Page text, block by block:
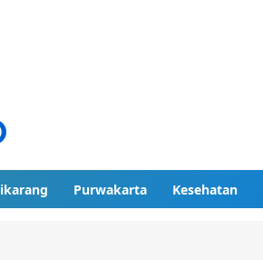
Purwakarta Kesehatan